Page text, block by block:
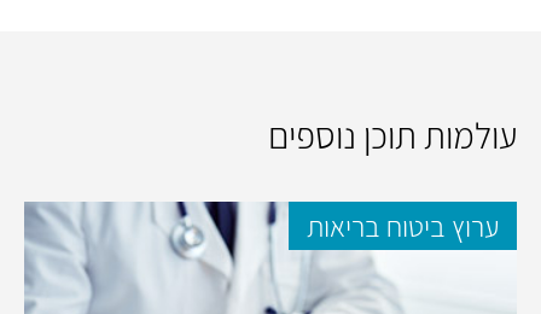
עולמות תוכן נוספים
ערוץ ביטוח בריאות